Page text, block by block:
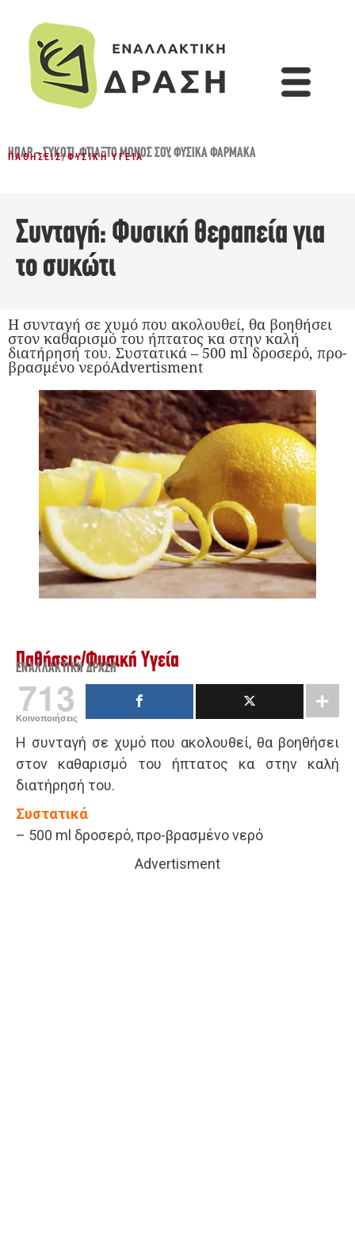
ΗΠΑΡ - ΣΥΚΏΤΙ,ΦΤΙΆΞΤΟ ΜΌΝΟΣ ΣΟΥ,ΦΥΣΙΚΆ ΦΆΡΜΑΚΑ
ΠΑΘΉΣΕΙΣ/ΦΥΣΙΚΉ ΥΓΕΊΑ
Συνταγή: Φυσική θεραπεία για
το συκώτι
Η συνταγή σε χυμό που ακολουθεί, θα βοηθήσει
στον καθαρισμό του ήπτατος κα στην καλή
διατήρησή του. Συστατικά – 500 ml δροσερό, προ-
βρασμένο νερόAdvertisment
Παθήσεις/Φυσική Υγεία
ΕΝΑΛΛΑΚΤΙΚΉ ΔΡΆΣΗ
713
Κοινοποιήσεις
Η συνταγή σε χυμό που ακολουθεί, θα βοηθήσει
στον καθαρισμό του ήπτατος κα στην καλή
διατήρησή του.
Συστατικά
– 500 ml δροσερό, προ-βρασμένο νερό
Advertisment